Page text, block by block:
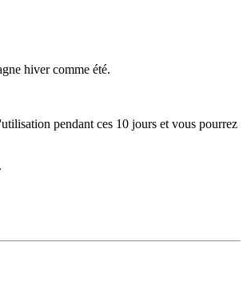
hiver comme été.
pendant ces 10 jours et vous pourrez